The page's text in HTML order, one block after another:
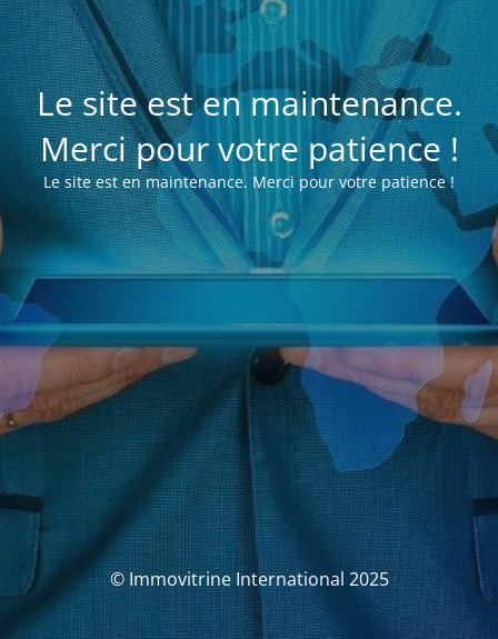
Le site est en maintenance.
Merci pour votre patience !
Le site est en maintenance. Merci pour votre patience !
© Immovitrine International 2025